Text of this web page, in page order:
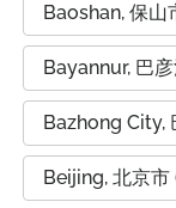
Baoshan, 保山
Bayannur, 巴
Bazhong City,
Beijing, 北京市